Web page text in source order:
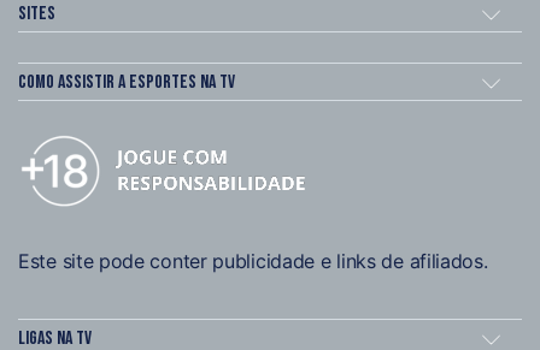
Sites
Como assistir a esportes na TV
Este site pode conter publicidade e links de afiliados.
Ligas na TV